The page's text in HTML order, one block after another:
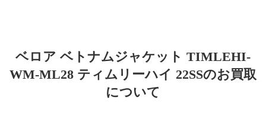
ベロア ベトナムジャケット TIMLEHI-
WM-ML28 ティムリーハイ 22SSのお買取
について